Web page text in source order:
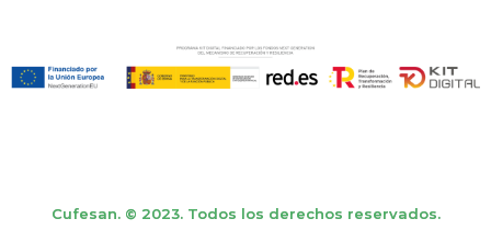
Cufesan. © 2023. Todos los derechos reservados.